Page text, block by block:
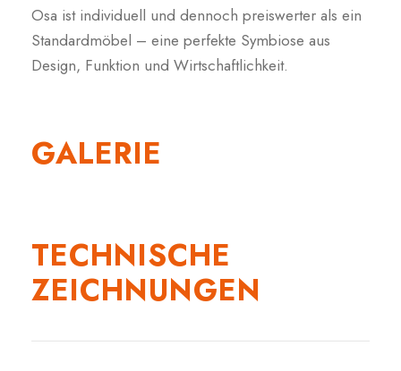
Osa ist individuell und dennoch preiswerter als ein
Standardmöbel – eine perfekte Symbiose aus
Design, Funktion und Wirtschaftlichkeit.
GALERIE
TECHNISCHE
ZEICHNUNGEN